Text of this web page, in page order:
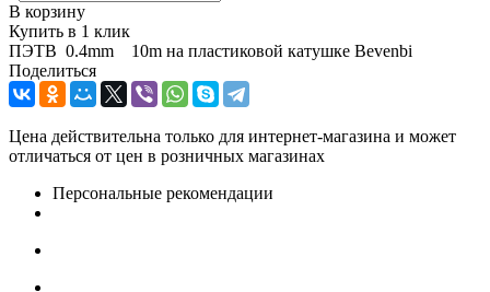
В корзину
Купить в 1 клик
ПЭТВ 0.4mm 10m на пластиковой катушке Bevenbi
Поделиться
Цена действительна только для интернет-магазина и может
отличаться от цен в розничных магазинах
Персональные рекомендации